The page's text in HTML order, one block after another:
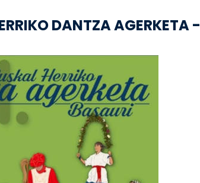
DANTZA AGERKETA -